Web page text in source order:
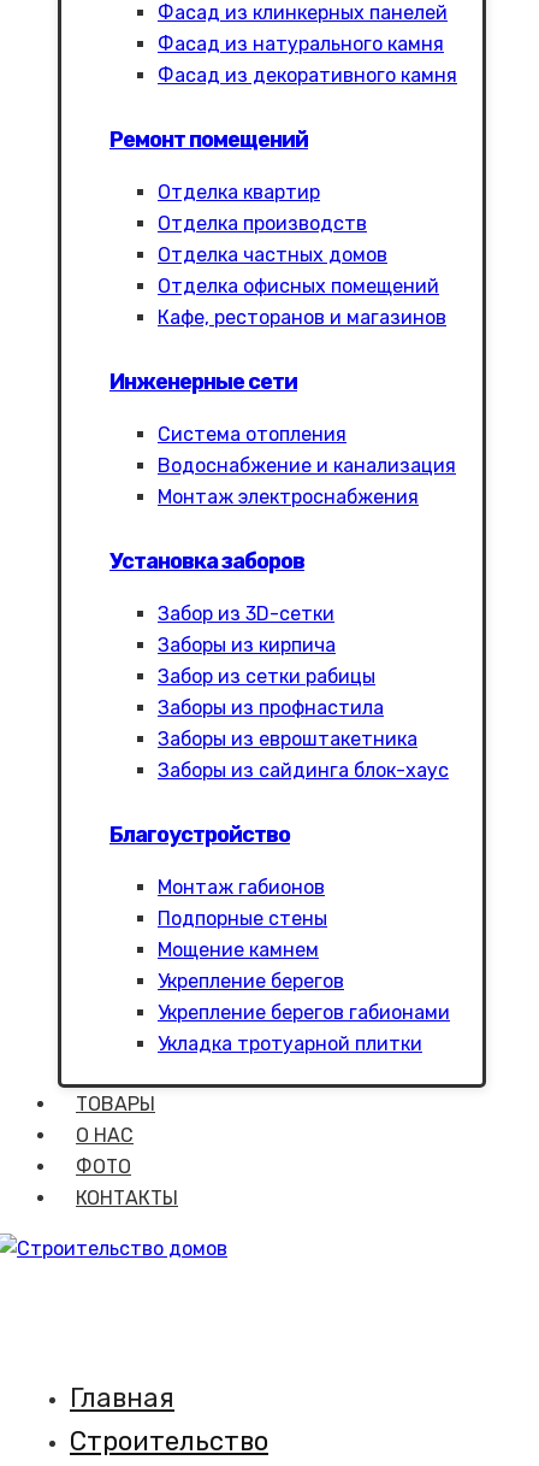
Фасад из клинкерных панелей
Фасад из натурального камня
Фасад из декоративного камня
Ремонт помещений
Отделка квартир
Отделка производств
Отделка частных домов
Отделка офисных помещений
Кафе, ресторанов и магазинов
Инженерные сети
Система отопления
Водоснабжение и канализация
Монтаж электроснабжения
Установка заборов
Забор из 3D-сетки
Заборы из кирпича
Забор из сетки рабицы
Заборы из профнастила
Заборы из евроштакетника
Заборы из сайдинга блок-хаус
Благоустройство
Монтаж габионов
Подпорные стены
Мощение камнем
Укрепление берегов
Укрепление берегов габионами
Укладка тротуарной плитки
ТОВАРЫ
О НАС
ФОТО
КОНТАКТЫ
Главная
Строительство